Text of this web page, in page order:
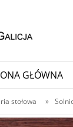
GŁÓWNA
stołowa »